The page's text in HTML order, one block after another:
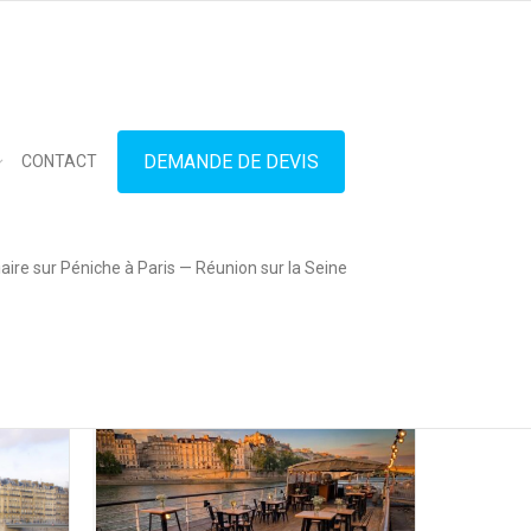
CONTACT DEMANDE DE DEVIS
sur Péniche à Paris — Réunion sur la Seine